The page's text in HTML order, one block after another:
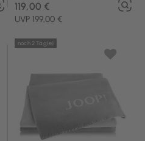
UVP 199,00 €
119,00 €
noch 2 Tag(e)